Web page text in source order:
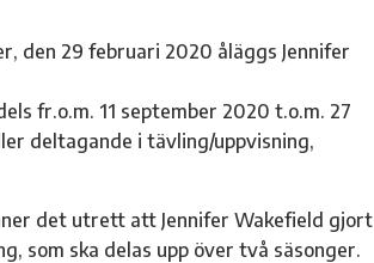
den 29 februari 2020 åläggs Jennifer
fr.o.m. 11 september 2020 t.o.m. 27
deltagande i tävling/uppvisning,
det utrett att Jennifer Wakefield gjort
som ska delas upp över två säsonger.